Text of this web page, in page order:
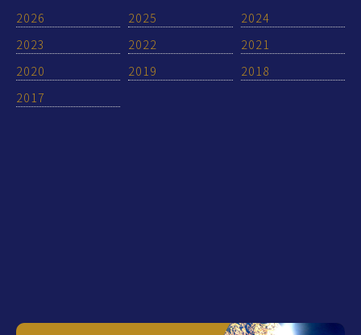
2026
2025
2024
2023
2022
2021
2020
2019
2018
2017